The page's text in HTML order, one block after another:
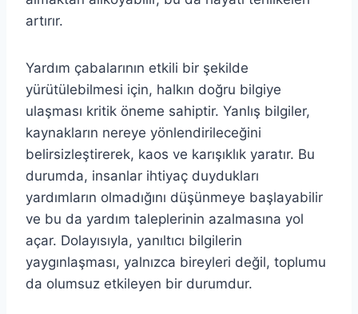
artırır.
Yardım çabalarının etkili bir şekilde
yürütülebilmesi için, halkın doğru bilgiye
ulaşması kritik öneme sahiptir. Yanlış bilgiler,
kaynakların nereye yönlendirileceğini
belirsizleştirerek, kaos ve karışıklık yaratır. Bu
durumda, insanlar ihtiyaç duydukları
yardımların olmadığını düşünmeye başlayabilir
ve bu da yardım taleplerinin azalmasına yol
açar. Dolayısıyla, yanıltıcı bilgilerin
yaygınlaşması, yalnızca bireyleri değil, toplumu
da olumsuz etkileyen bir durumdur.